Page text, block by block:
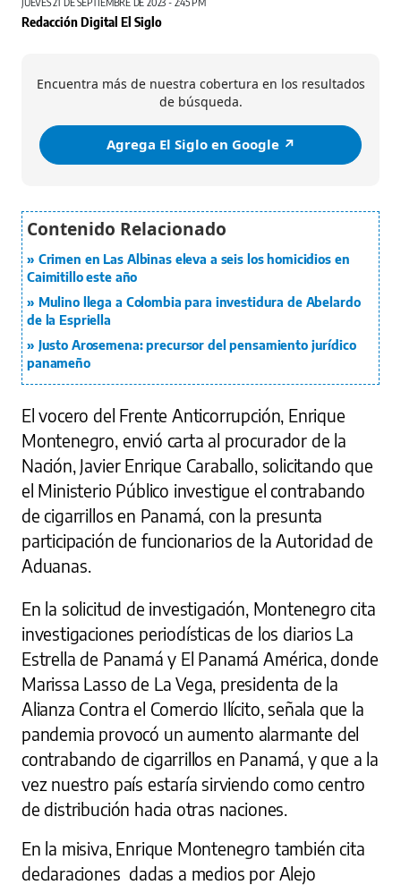
Redacción Digital El Siglo
Encuentra más de nuestra cobertura en los resultados
de búsqueda.
Agrega El Siglo en Google ↗️
Crimen en Las Albinas eleva a seis los homicidios en
Caimitillo este año
Mulino llega a Colombia para investidura de Abelardo
de la Espriella
Justo Arosemena: precursor del pensamiento jurídico
panameño
El vocero del Frente Anticorrupción, Enrique
Montenegro, envió carta al procurador de la
Nación, Javier Enrique Caraballo, solicitando que
el Ministerio Público investigue el contrabando
de cigarrillos en Panamá, con la presunta
participación de funcionarios de la Autoridad de
Aduanas.
En la solicitud de investigación, Montenegro cita
investigaciones periodísticas de los diarios La
Estrella de Panamá y El Panamá América, donde
Marissa Lasso de La Vega, presidenta de la
Alianza Contra el Comercio Ilícito, señala que la
pandemia provocó un aumento alarmante del
contrabando de cigarrillos en Panamá, y que a la
vez nuestro país estaría sirviendo como centro
de distribución hacia otras naciones.
En la misiva, Enrique Montenegro también cita
declaraciones dadas a medios por Alejo